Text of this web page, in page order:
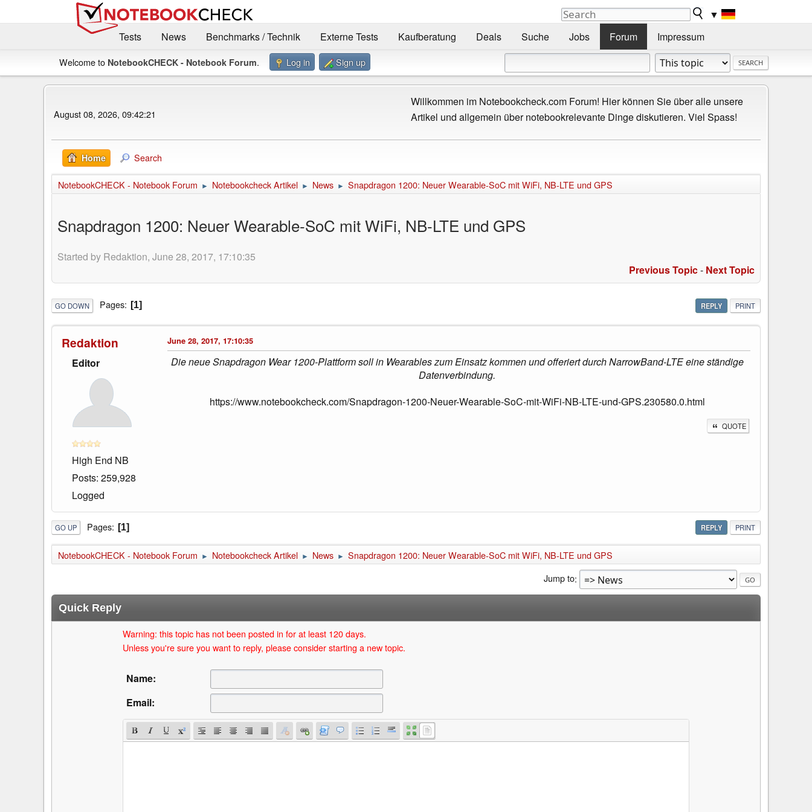
▼
Tests
News Benchmarks / Technik Externe Tests Kaufberatung Deals Suche Jobs Forum Impressum
Welcome to NotebookCHECK - Notebook Forum. Log in Sign up
August 08, 2026, 09:42:21
Willkommen im Notebookcheck.com Forum! Hier können Sie über alle unsere
Artikel und allgemein über notebookrelevante Dinge diskutieren. Viel Spass!
Home Search
NotebookCHECK - Notebook Forum ► Notebookcheck Artikel ► News ► Snapdragon 1200: Neuer Wearable-SoC mit WiFi, NB-LTE und GPS
Snapdragon 1200: Neuer Wearable-SoC mit WiFi, NB-LTE und GPS
Started by Redaktion, June 28, 2017, 17:10:35
Previous Topic- Next Topic
REPLY PRINT
GO DOWN Pages 1
Redaktion
Editor
High End NB
Posts: 259,928
Logged
June 28, 2017, 17:10:35
Die neue Snapdragon Wear 1200-Plattform soll in Wearables zum Einsatz kommen und offeriert durch NarrowBand-LTE eine ständige
Datenverbindung.
https://www.notebookcheck.com/Snapdragon-1200-Neuer-Wearable-SoC-mit-WiFi-NB-LTE-und-GPS.230580.0.html
QUOTE
REPLY PRINT
GO UP Pages 1
NotebookCHECK - Notebook Forum ► Notebookcheck Artikel ► News ► Snapdragon 1200: Neuer Wearable-SoC mit WiFi, NB-LTE und GPS
Jump to
Quick Reply
Warning: this topic has not been posted in for at least 120 days.
Unless you're sure you want to reply, please consider starting a new topic.
Name:
Email: